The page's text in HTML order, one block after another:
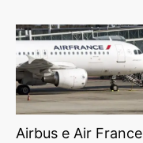
Airbus e Air France